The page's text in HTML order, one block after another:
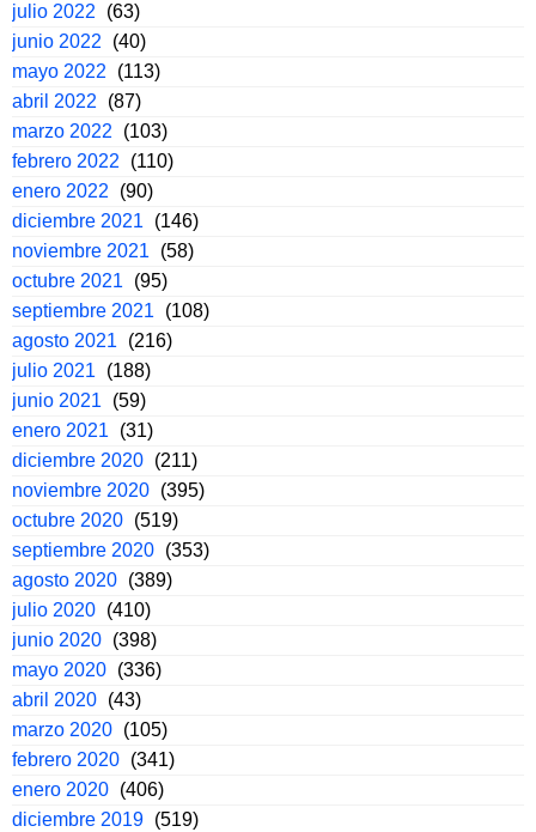
julio 2022
(63)
junio 2022
(40)
mayo 2022
(113)
abril 2022
(87)
marzo 2022
(103)
febrero 2022
(110)
enero 2022
(90)
diciembre 2021
(146)
noviembre 2021
(58)
octubre 2021
(95)
septiembre 2021
(108)
agosto 2021
(216)
julio 2021
(188)
junio 2021
(59)
enero 2021
(31)
diciembre 2020 (211)
noviembre 2020 (395)
octubre 2020 (519)
septiembre 2020 (353)
agosto 2020 (389)
julio 2020 (410)
junio 2020 (398)
mayo 2020 (336)
abril 2020 (43)
marzo 2020 (105)
febrero 2020 (341)
enero 2020 (406)
diciembre 2019 (519)